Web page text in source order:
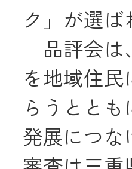
ク」が選ば
品評会は
を地域住
らうとと
発展につ